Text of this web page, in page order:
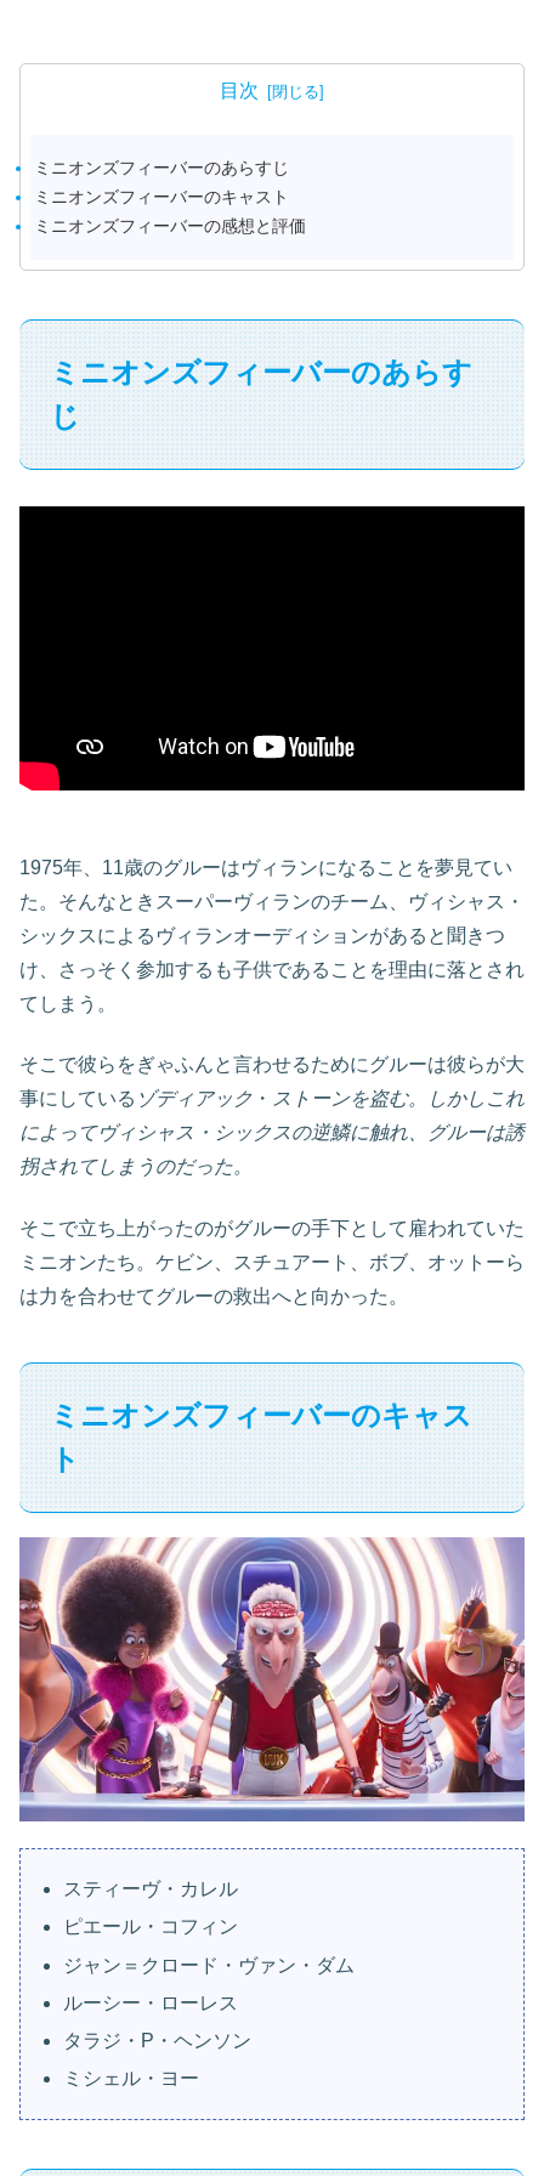
目次
ミニオンズフィーバーのあらすじ
ミニオンズフィーバーのキャスト
ミニオンズフィーバーの感想と評価
ミニオンズフィーバーのあらす
じ
1975年、11歳のグルーはヴィランになることを夢見てい
た。そんなときスーパーヴィランのチーム、ヴィシャス・
シックスによるヴィランオーディションがあると聞きつ
け、さっそく参加するも子供であることを理由に落とされ
てしまう。
そこで彼らをぎゃふんと言わせるためにグルーは彼らが大
事にしている ゾディアック ・ ストーンを盗む。しかしこれ
によってヴィシャス・シックスの逆鱗に触れ、グルーは誘
拐されてしまうのだった。
そこで立ち上がったのがグルーの手下として雇われていた
ミニオンたち。ケビン、スチュアート、ボブ、オットーら
は力を合わせてグルーの救出へと向かった。
ミニオンズフィーバーのキャス
ト
スティーヴ・カレル
ピエール・コフィン
ジャン＝クロード・ヴァン・ダム
ルーシー・ローレス
タラジ・P・ヘンソン
ミシェル・ヨー